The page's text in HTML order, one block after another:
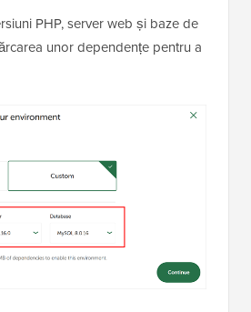
PHP, server web și baze de
unor dependențe pentru a